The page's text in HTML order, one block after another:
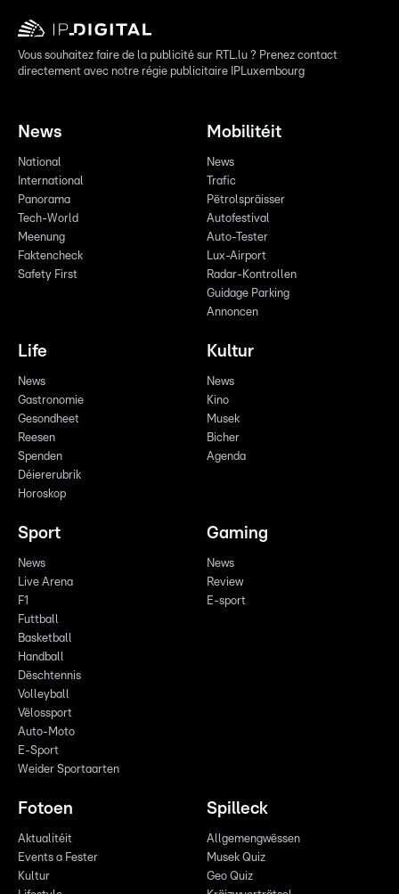
Vous souhaitez faire de la publicité sur RTL.lu ? Prenez contact
directement avec notre régie publicitaire IPLuxembourg
News
National
International
Panorama
Tech-World
Meenung
Faktencheck
Safety First
Mobilitéit
News
Trafic
Pëtrolspräisser
Autofestival
Auto-Tester
Lux-Airport
Radar-Kontrollen
Guidage Parking
Annoncen
Life
News
Gastronomie
Gesondheet
Reesen
Spenden
Déiererubrik
Horoskop
Kultur
News
Kino
Musek
Bicher
Agenda
Sport
News
Live Arena
F1
Futtball
Basketball
Handball
Dëschtennis
Volleyball
Vëlossport
Auto-Moto
E-Sport
Weider Sportaarten
Gaming
News
Review
E-sport
Fotoen
Aktualitéit
Events a Fester
Kultur
Spilleck
Allgemengwëssen
Musek Quiz
Geo Quiz